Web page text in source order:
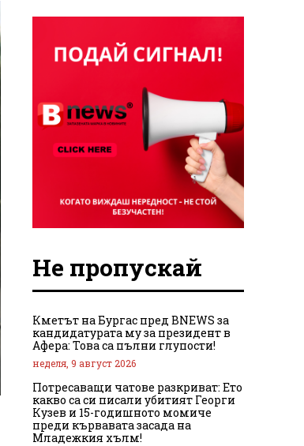
Не пропускай
Кметът на Бургас пред BNEWS за
кандидатурата му за президент в
Афера: Това са пълни глупости!
неделя, 9 август 2026
Потресаващи чатове разкриват: Ето
какво са си писали убитият Георги
Кузев и 15-годишното момиче
преди кървавата засада на
Младежкия хълм!